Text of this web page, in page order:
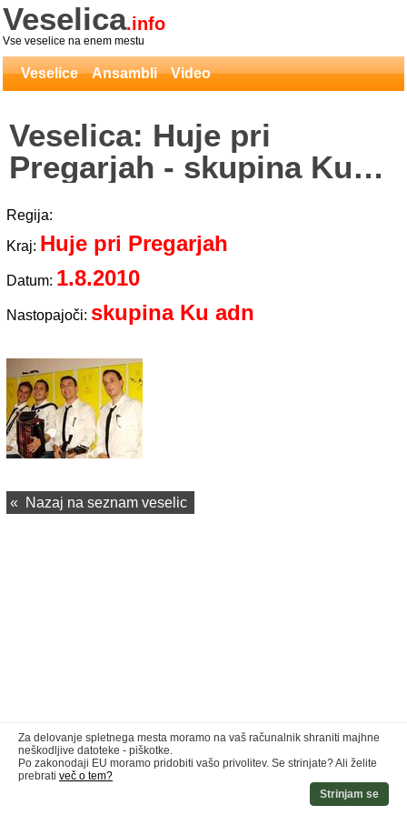
Veselica.info
Vse veselice na enem mestu
Veselice Ansambli Video
Veselica: Huje pri
Pregarjah - skupina Ku
Regija:
Kraj: Huje pri Pregarjah
Datum: 1.8.2010
Nastopajoči: skupina Ku adn
« Nazaj na seznam veselic
Za delovanje spletnega mesta moramo na vaš računalnik shraniti majhne
neškodljive datoteke - piškotke.
Po zakonodaji EU moramo pridobiti vašo privolitev. Se strinjate? Ali želite
prebrati več o tem?
Strinjam se